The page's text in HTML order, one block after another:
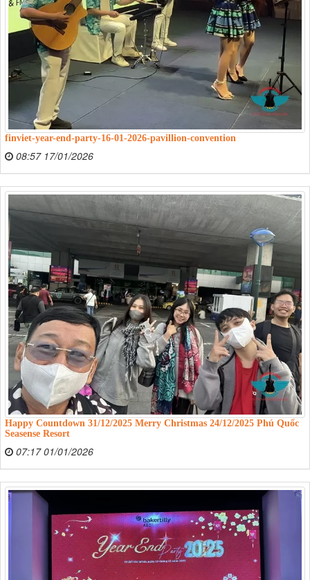
finviet-year-end-party-16-01-2026-pavillion-convention
08:57 17/01/2026
Happy Countdown 31/12/2025 Merry Christmas 24/12/2025 Phú Quốc
Seasense Resort
07:17 01/01/2026